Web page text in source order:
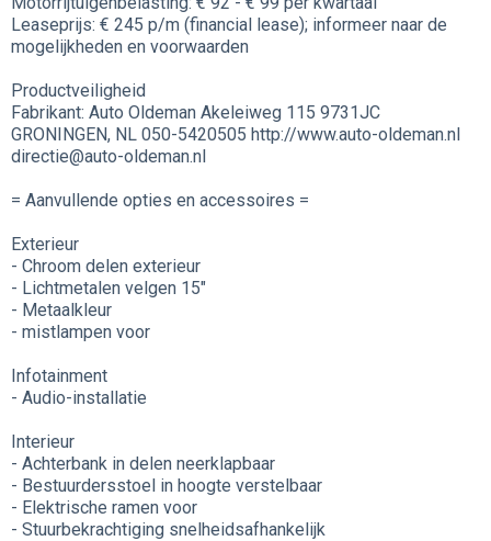
Leaseprijs: € 245 p/m (financial lease); informeer naar de
mogelijkheden en voorwaarden
Productveiligheid
Fabrikant: Auto Oldeman Akeleiweg 115 9731JC
GRONINGEN, NL 050-5420505 http://www.auto-oldeman.nl
directie@auto-oldeman.nl
= Aanvullende opties en accessoires =
Exterieur
- Chroom delen exterieur
- Lichtmetalen velgen 15"
- Metaalkleur
- mistlampen voor
Infotainment
- Audio-installatie
Interieur
- Achterbank in delen neerklapbaar
- Bestuurdersstoel in hoogte verstelbaar
- Elektrische ramen voor
- Stuurbekrachtiging snelheidsafhankelijk